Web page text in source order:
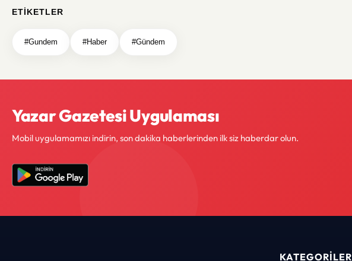
ETIKETLER
#Gundem #Haber #Gündem
Yazar Gazetesi Uygulaması
Mobil uygulamamızı indirin, son dakika haberlerinden ilk siz haberdar olun.
KATEGORILER